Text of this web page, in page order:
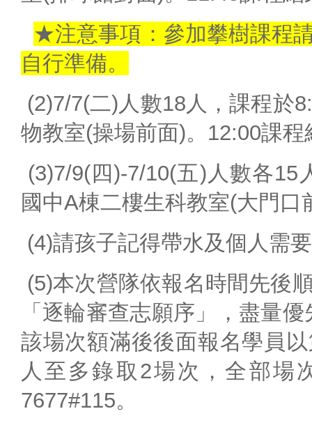
教學資源
原網站(限校內)
教師數位資源網
全國教師進修網
學習扶助平台
教職員mail
校務相關
教學正常化
公開授課公告
健康促進專區
校外人士協助教學
活動
114學生獎懲要點
防疫通報
★注意事項：參加攀樹課程
自行準備。
(2)7/7(二)人數18人，課程於
物教室(操場前面)。12:00課程
(3)7/9(四)-7/10(五)人數各
國中A棟二樓生科教室(大門口
(4)請孩子記得帶水及個人需
(5)本次營隊依報名時間先後
「逐輪審查志願序」，盡量
該場次額滿後後面報名學員
人至多錄取2場次，全部場
7677#115。